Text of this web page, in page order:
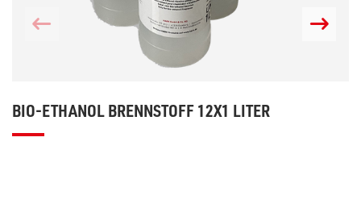
BIO-ETHANOL BRENNSTOFF 12X1 LITER